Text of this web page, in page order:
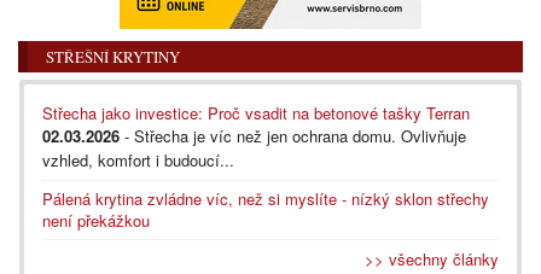
STŘEŠNÍ KRYTINY
Střecha jako investice: Proč vsadit na betonové tašky Terran
02.03.2026 - Střecha je víc než jen ochrana domu. Ovlivňuje
vzhled, komfort i budoucí...
Pálená krytina zvládne víc, než si myslíte - nízký sklon střechy
není překážkou
>> všechny články